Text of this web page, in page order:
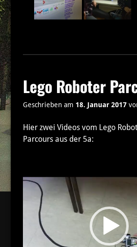
Lego Roboter
Geschrieben am 18. Januar 2017
Hier zwei Videos vom Lego
Parcours aus der 5a: